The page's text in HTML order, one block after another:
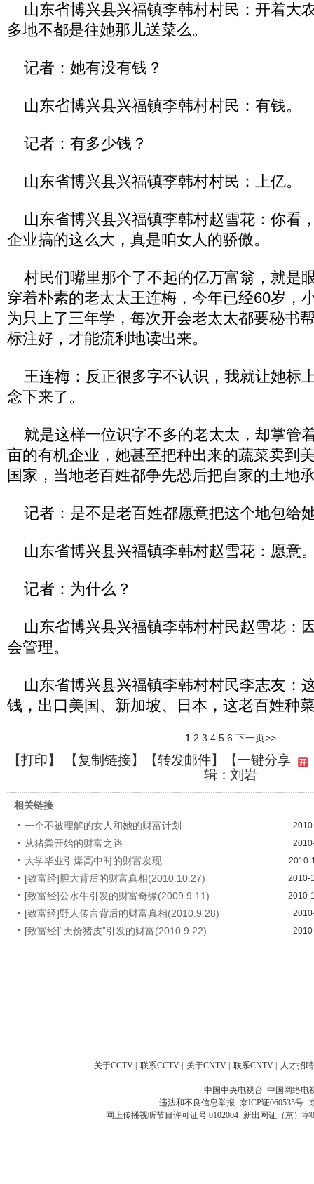
山东省博兴县兴福镇李韩村村民：开着大
多地不都是往她那儿送菜么。
记者：她有没有钱？
山东省博兴县兴福镇李韩村村民：有钱。
记者：有多少钱？
山东省博兴县兴福镇李韩村村民：上亿。
山东省博兴县兴福镇李韩村赵雪花：你看
企业搞的这么大，真是咱女人的骄傲。
村民们嘴里那个了不起的亿万富翁，就是
穿着朴素的老太太王连梅，今年已经60岁，
为只上了三年学，每次开会老太太都要秘书
标注好，才能流利地读出来。
王连梅：反正很多字不认识，我就让她标
念下来了。
就是这样一位识字不多的老太太，却掌管
亩的有机企业，她甚至把种出来的蔬菜卖到
国家，当地老百姓都争先恐后把自家的土地
记者：是不是老百姓都愿意把这个地包给
山东省博兴县兴福镇李韩村赵雪花：愿意
记者：为什么？
山东省博兴县兴福镇李韩村村民赵雪花：
会管理。
山东省博兴县兴福镇李韩村村民李志友：
钱，出口美国、新加坡、日本，这老百姓种
1 2 3 4 5 6 下一页>>
【打印】 【复制链接】【转发邮件】
【一键分享
辑：刘岩
相关链接
一个不被理解的女人和她的财富计划
从猪粪开始的财富之路
大学毕业引爆高中时的财富发现 2010-
[致富经]胆大背后的财富真相(2010.10.27) 2010-
[致富经]公水牛引发的财富奇缘(2009.9.11) 2010-
[致富经]野人传言背后的财富真相(2010.9.28)
[致富经]“天价猪皮”引发的财富(2010.9.22)
关于CCTV | 联系CCTV | 关于CNTV | 联系CNTV | 人才招聘
中国中央电视台 中国网络电
违法和不良信息举报 京ICP证060535号
网上传播视听节目许可证号 0102004 新出网证（京）